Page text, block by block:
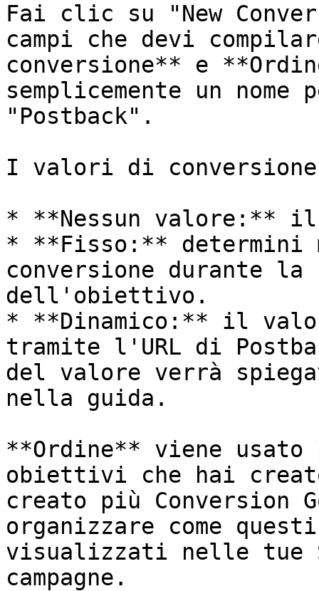
Fai clic su "New
campi che devi
conversione** e
semplicemente un
"Postback".
I valori di
* **Nessun valore:**
* **Fisso:** determini
conversione durante la
dell'obiettivo.
* **Dinamico:** il
tramite l'URL di
del valore verrà
nella guida.
**Ordine** viene
obiettivi che hai
creato più
organizzare come
visualizzati nelle tue
campagne.